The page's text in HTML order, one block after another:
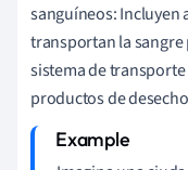
sanguíneos: Incluyen
transportan la sangre
sistema de
productos de